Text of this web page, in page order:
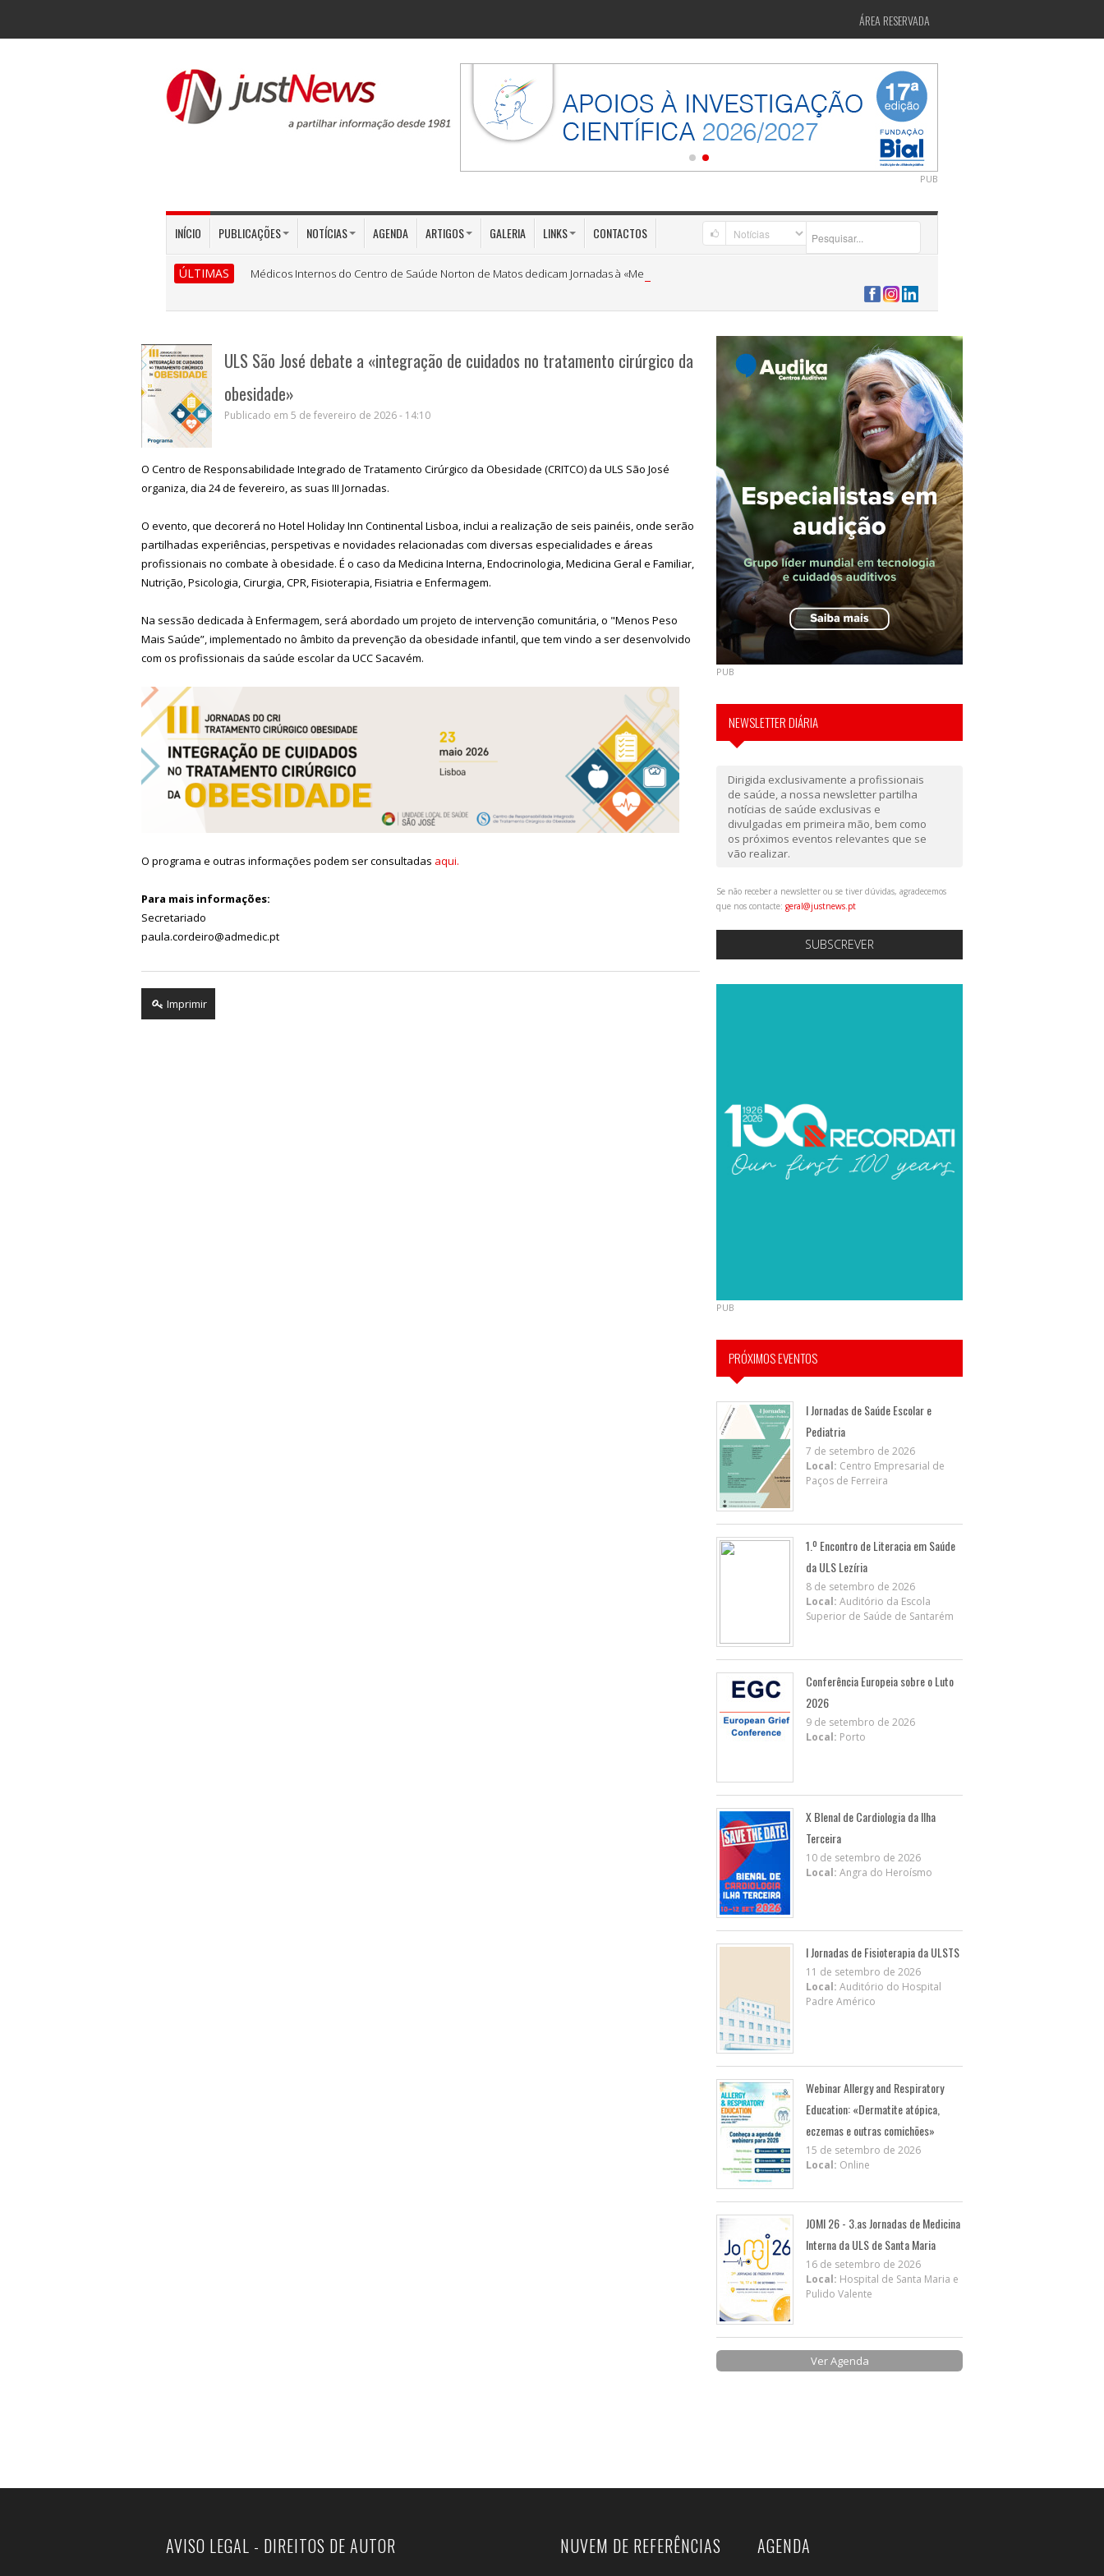
ÁREA RESERVADA
PUB
INÍCIO PUBLICAÇÕES NOTÍCIAS AGENDA ARTIGOS GALERIA LINKS CONTACTOS
ÚLTIMAS Médicos Internos do Centro de Saúde Norton de Matos dedicam Jornadas à «Medicina Preventiva»
ULS São José debate a «integração de cuidados no tratamento cirúrgico da
obesidade»
Publicado em 5 de fevereiro de 2026 - 14:10
O Centro de Responsabilidade Integrado de Tratamento Cirúrgico da Obesidade (CRITCO) da ULS São José
organiza, dia 24 de fevereiro, as suas III Jornadas.
O evento, que decorerá no Hotel Holiday Inn Continental Lisboa, inclui a realização de seis painéis, onde serão
partilhadas experiências, perspetivas e novidades relacionadas com diversas especialidades e áreas
profissionais no combate à obesidade. É o caso da Medicina Interna, Endocrinologia, Medicina Geral e Familiar,
Nutrição, Psicologia, Cirurgia, CPR, Fisioterapia, Fisiatria e Enfermagem.
Na sessão dedicada à Enfermagem, será abordado um projeto de intervenção comunitária, o "Menos Peso
Mais Saúde”, implementado no âmbito da prevenção da obesidade infantil, que tem vindo a ser desenvolvido
com os profissionais da saúde escolar da UCC Sacavém.
O programa e outras informações podem ser consultadas aqui.
Para mais informações:
Secretariado
paula.cordeiro@admedic.pt
Imprimir
PUB
NEWSLETTER DIÁRIA
Dirigida exclusivamente a profissionais
de saúde, a nossa newsletter partilha
notícias de saúde exclusivas e
divulgadas em primeira mão, bem como
os próximos eventos relevantes que se
vão realizar.
Se não receber a newsletter ou se tiver dúvidas, agradecemos
que nos contacte: geral@justnews.pt
SUBSCREVER
PUB
PRÓXIMOS EVENTOS
I Jornadas de Saúde Escolar e
Pediatria
7 de setembro de 2026
Local: Centro Empresarial de
Paços de Ferreira
1.º Encontro de Literacia em Saúde
da ULS Lezíria
8 de setembro de 2026
Local: Auditório da Escola
Superior de Saúde de Santarém
Conferência Europeia sobre o Luto
2026
9 de setembro de 2026
Local: Porto
X BIenal de Cardiologia da Ilha
Terceira
10 de setembro de 2026
Local: Angra do Heroísmo
I Jornadas de Fisioterapia da ULSTS
11 de setembro de 2026
Local: Auditório do Hospital
Padre Américo
Webinar Allergy and Respiratory
Education: «Dermatite atópica,
eczemas e outras comichões»
15 de setembro de 2026
Local: Online
JOMI 26 - 3.as Jornadas de Medicina
Interna da ULS de Santa Maria
16 de setembro de 2026
Local: Hospital de Santa Maria e
Pulido Valente
Ver Agenda
AVISO LEGAL - DIREITOS DE AUTOR NUVEM DE REFERÊNCIAS AGENDA